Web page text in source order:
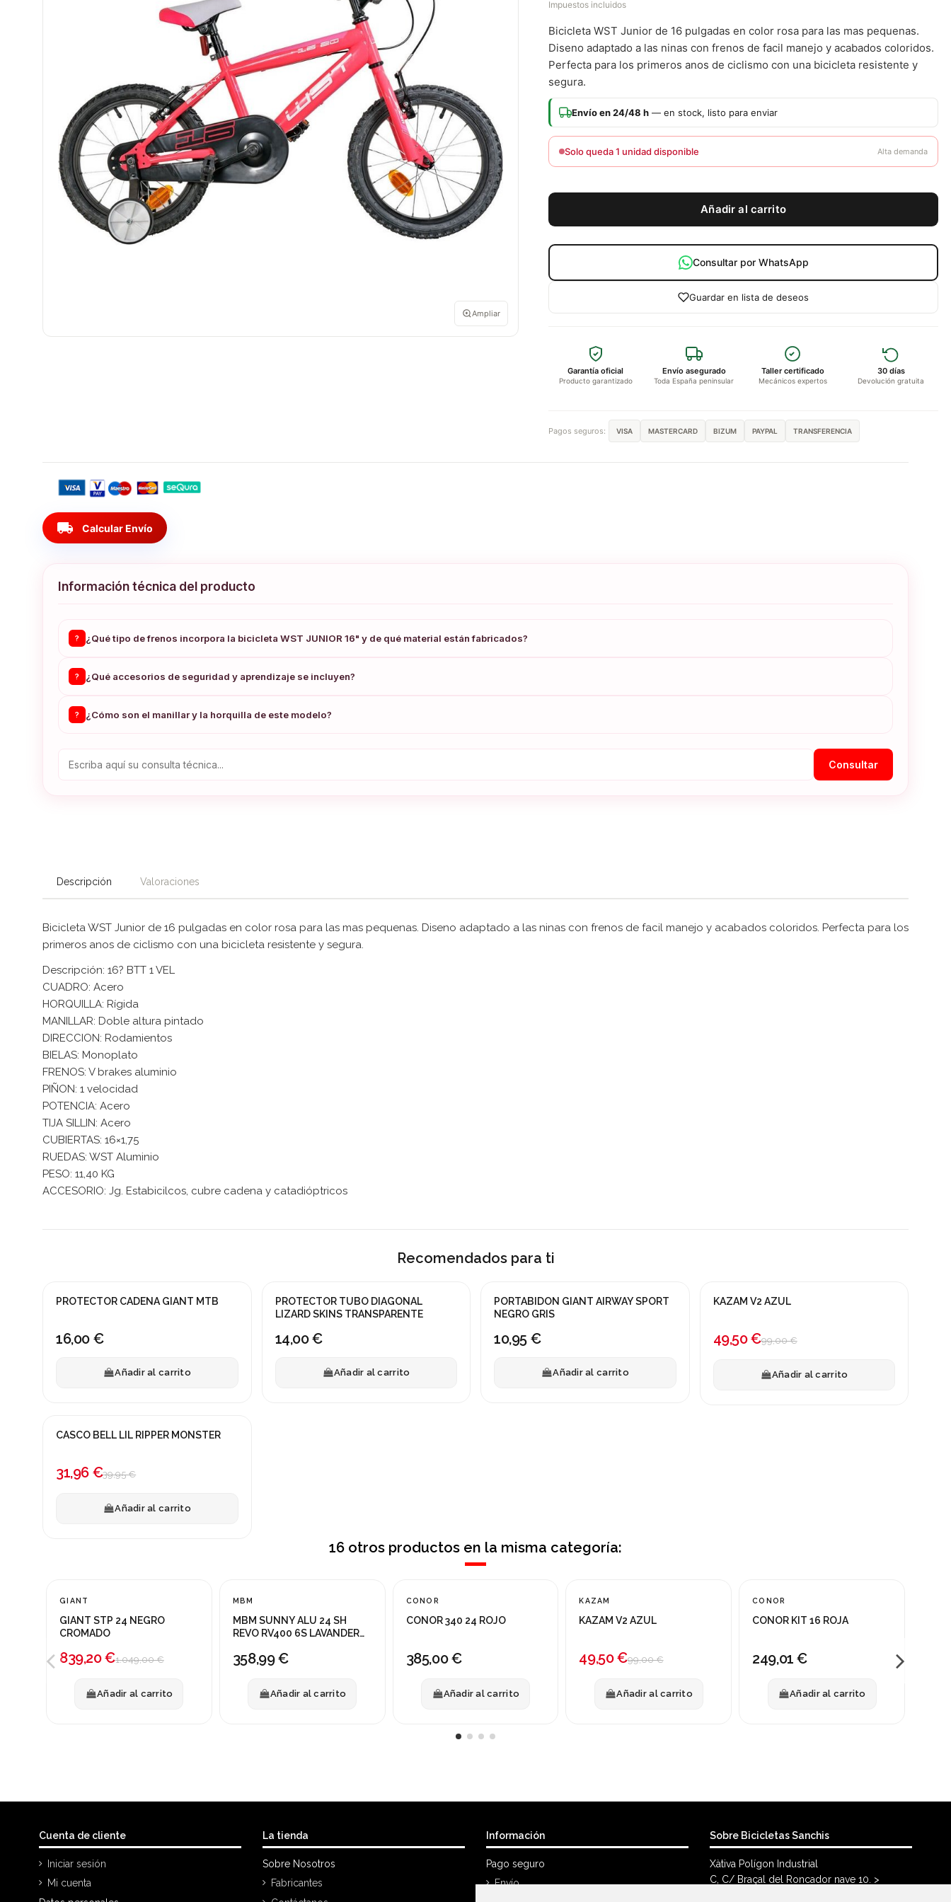
Ampliar
Impuestos incluidos
Bicicleta WST Junior de 16 pulgadas en color rosa para las mas pequenas.
Diseno adaptado a las ninas con frenos de facil manejo y acabados coloridos.
Perfecta para los primeros anos de ciclismo con una bicicleta resistente y
segura.
Envío en 24/48 h — en stock, listo para enviar
Solo queda 1 unidad disponible Alta demanda
Añadir al carrito
Consultar por WhatsApp
Guardar en lista de deseos
Garantía oficial
Producto garantizado
Envío asegurado
Toda España peninsular
Taller certificado
Mecánicos expertos
30 días
Devolución gratuita
Pagos seguros: VISA MASTERCARD BIZUM PAYPAL TRANSFERENCIA
local_shipping Calcular Envío
Información técnica del producto
? ¿Qué tipo de frenos incorpora la bicicleta WST JUNIOR 16" y de qué material están fabricados?
? ¿Qué accesorios de seguridad y aprendizaje se incluyen?
? ¿Cómo son el manillar y la horquilla de este modelo?
Consultar
Descripción Valoraciones
Bicicleta WST Junior de 16 pulgadas en color rosa para las mas pequenas. Diseno adaptado a las ninas con frenos de facil manejo y acabados coloridos. Perfecta para los
primeros anos de ciclismo con una bicicleta resistente y segura.
Descripción: 16? BTT 1 VEL
CUADRO: Acero
HORQUILLA: Rígida
MANILLAR: Doble altura pintado
DIRECCION: Rodamientos
BIELAS: Monoplato
FRENOS: V brakes aluminio
PIÑON: 1 velocidad
POTENCIA: Acero
TIJA SILLIN: Acero
CUBIERTAS: 16×1,75
RUEDAS: WST Aluminio
PESO: 11,40 KG
ACCESORIO: Jg. Estabicilcos, cubre cadena y catadióptricos
Recomendados para ti
PROTECTOR CADENA GIANT MTB
16,00 €
Añadir al carrito
PROTECTOR TUBO DIAGONAL
LIZARD SKINS TRANSPARENTE
14,00 €
Añadir al carrito
PORTABIDON GIANT AIRWAY SPORT
NEGRO GRIS
10,95 €
Añadir al carrito
¡En oferta!
KAZAM V2 AZUL
49,50 €99,00 €
Añadir al carrito
¡En oferta!
CASCO BELL LIL RIPPER MONSTER
31,96 €39,95 €
Añadir al carrito
16 otros productos en la misma categoría:
¡En oferta!
-20%
GIANT
GIANT STP 24 NEGRO
CROMADO
839,20 €1.049,00 €
Añadir al carrito
MBM
MBM SUNNY ALU 24 SH
REVO RV400 6S LAVANDER
358,99 €
Añadir al carrito
CONOR
CONOR 340 24 ROJO
385,00 €
Añadir al carrito
¡En oferta!
-50%
KAZAM
KAZAM V2 AZUL
49,50 €99,00 €
Añadir al carrito
CONOR
CONOR KIT 16 ROJA
249,01 €
Añadir al carrito
Cuenta de cliente
Iniciar sesión
Mi cuenta
La tienda
Sobre Nosotros
Fabricantes
Información
Pago seguro
Envío
Sobre Bicicletas Sanchis
Xàtiva Polígon Industrial
C, C/ Braçal del Roncador nave 10. >